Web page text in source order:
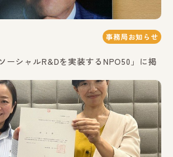
事務局お知らせ
ーシャルR&Dを実装するNPO50」に掲